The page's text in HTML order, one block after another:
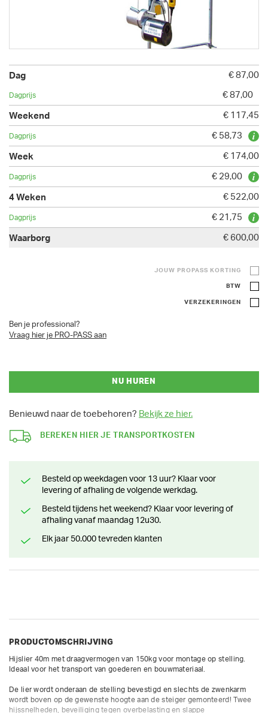
€ 87,00
€ 87,00
€ 117,45
€ 58,73
€ 174,00
€ 29,00
€ 522,00
€ 21,75
€ 600,00
JOUW PROPASS KORTING
BTW
VERZEKERINGEN
Ben je professional?
Vraag hier je PRO-PASS aan
NU HUREN
Benieuwd naar de toebehoren? Bekijk ze hier.
BEREKEN HIER JE TRANSPORTKOSTEN
Besteld op weekdagen voor 13 uur? Klaar voor
levering of afhaling de volgende werkdag.
Besteld tijdens het weekend? Klaar voor levering of
afhaling vanaf maandag 12u30.
Elk jaar 50.000 tevreden klanten
PRODUCTOMSCHRIJVING
Hijslier 40m met draagvermogen van 150kg voor montage op stelling.
Ideaal voor het transport van goederen en bouwmateriaal.
De lier wordt onderaan de stelling bevestigd en slechts de zwenkarm
wordt boven op de gewenste hoogte aan de steiger gemonteerd! Twee
hijssnelheden, beveiliging tegen overbelasting en slappe